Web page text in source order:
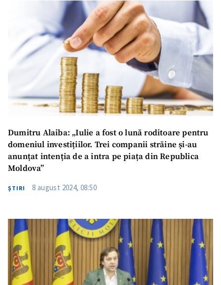
Dumitru Alaiba: „Iulie a fost o lună roditoare pentru
domeniul investițiilor. Trei companii străine și-au
anunțat intenția de a intra pe piața din Republica
Moldova”
ŞTIRI 8 august 2024, 08:50